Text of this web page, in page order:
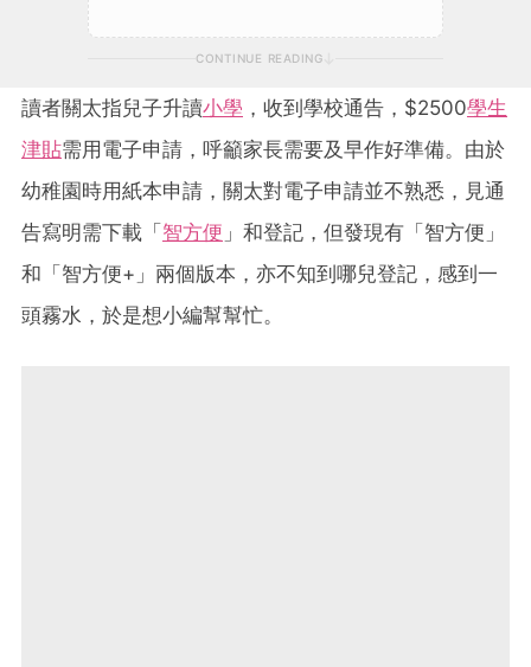
CONTINUE READING
讀者關太指兒子升讀小學 ，收到學校通告，$2500學生
津貼需用電子申請，呼籲家長需要及早作好準備。由於
幼稚園時用紙本申請，關太對電子申請並不熟悉，見通
告寫明需下載「智方便 」和登記，但發現有「智方便」
和「智方便+」兩個版本，亦不知到哪兒登記，感到一
頭霧水，於是想小編幫幫忙。